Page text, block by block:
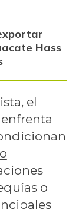
Hass
el
o